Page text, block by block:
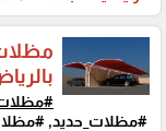
#مظلات_حديد,